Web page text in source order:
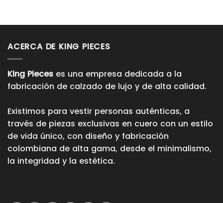
ACERCA DE KING PIECES
King Pieces es una empresa dedicada a la
fabricación de calzado de lujo y de alta calidad.
Existimos para vestir personas auténticas, a
través de piezas exclusivas en cuero con un estilo
de vida único, con diseño y fabricación
colombiana de alta gama, desde el minimalismo,
la integridad y la estética.